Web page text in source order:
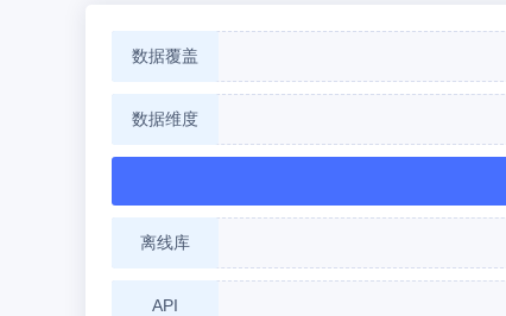
数据覆盖
数据维度
离线库
API